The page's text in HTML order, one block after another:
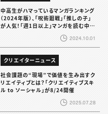
中高生がハマっているマンガランキング
（2024年版）、「呪術廻戦」「推しの子」
が人気！「週1日以上」マンガを読む中高
2024.10.01
クリエイターニュース
社会課題の“現場”で価値を生み出すク
リエイティブとは？「クリエイティブスキ
ル to ソーシャル」が8/24開催
2025.07.28